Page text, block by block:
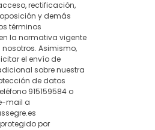
rectificación,
y demás
términos
la normativa vigente
Asimismo,
el envío de
sobre nuestra
de datos
915159584 o
mail a
por